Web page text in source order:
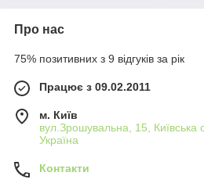
Про нас
75% позитивних з 9 відгуків за рік
Працює з 09.02.2011
м. Київ
вул.Зрошувальна, 15, Київська
Україна
Контакти